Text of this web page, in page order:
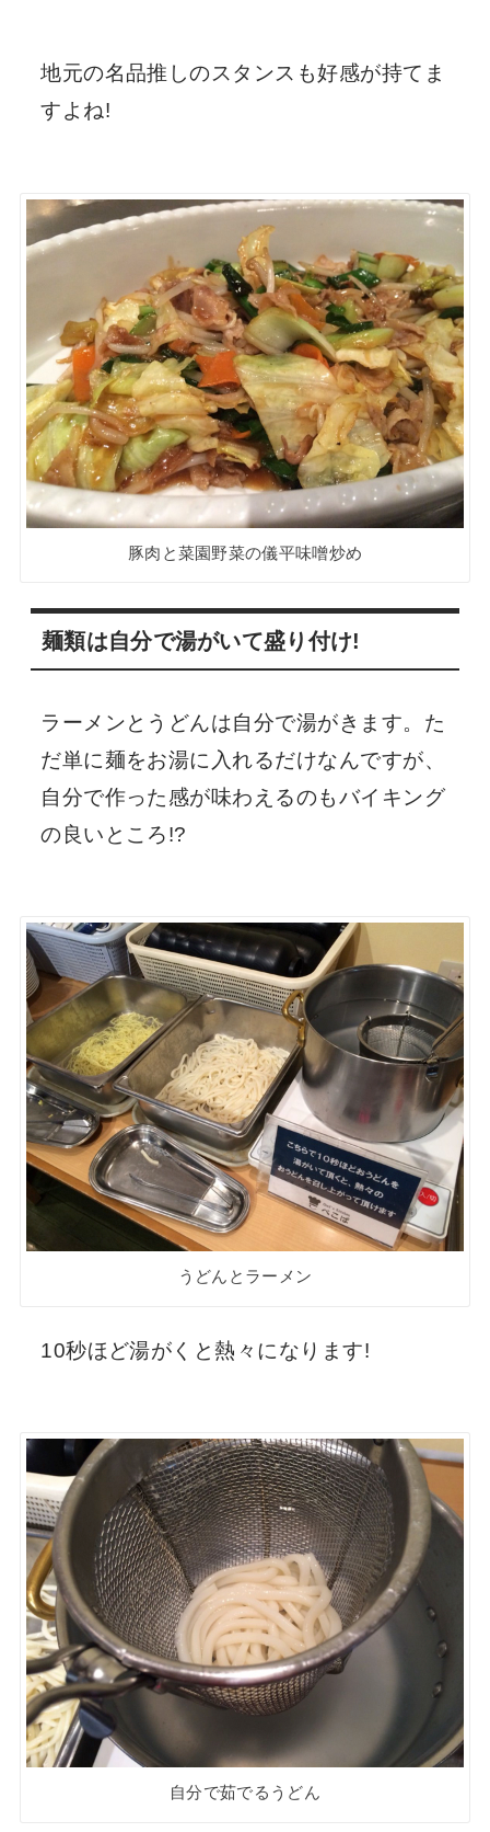
地元の名品推しのスタンスも好感が持てま
すよね!
豚肉と菜園野菜の儀平味噌炒め
麺類は自分で湯がいて盛り付け!
ラーメンとうどんは自分で湯がきます。た
だ単に麺をお湯に入れるだけなんですが、
自分で作った感が味わえるのもバイキング
の良いところ!?
うどんとラーメン
10秒ほど湯がくと熱々になります!
自分で茹でるうどん